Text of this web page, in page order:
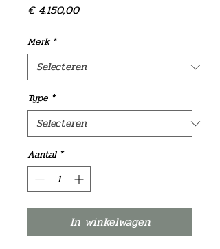
€ 4.150,00Prijs
Merk *
Type *
Aantal *
In winkelwagen